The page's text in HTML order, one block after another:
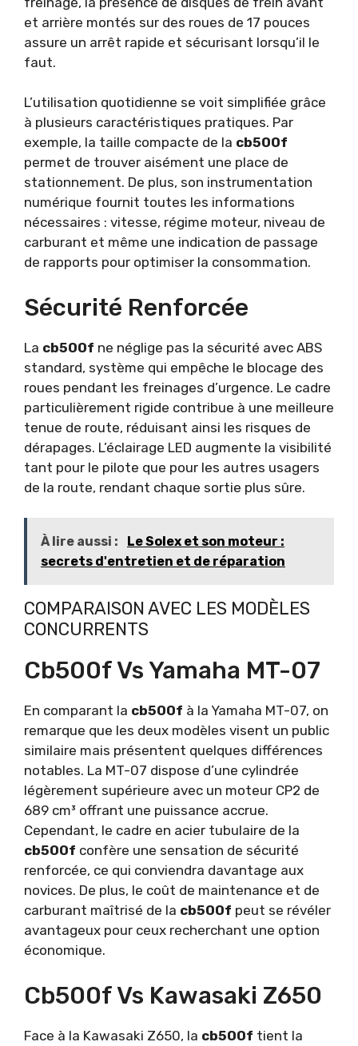
et arrière montés sur des roues de 17 pouces
assure un arrêt rapide et sécurisant lorsqu’il le
faut.
L’utilisation quotidienne se voit simplifiée grâce
à plusieurs caractéristiques pratiques. Par
exemple, la taille compacte de la cb500f
permet de trouver aisément une place de
stationnement. De plus, son instrumentation
numérique fournit toutes les informations
nécessaires : vitesse, régime moteur, niveau de
carburant et même une indication de passage
de rapports pour optimiser la consommation.
Sécurité Renforcée
La cb500f ne néglige pas la sécurité avec ABS
standard, système qui empêche le blocage des
roues pendant les freinages d’urgence. Le cadre
particulièrement rigide contribue à une meilleure
tenue de route, réduisant ainsi les risques de
dérapages. L’éclairage LED augmente la visibilité
tant pour le pilote que pour les autres usagers
de la route, rendant chaque sortie plus sûre.
À lire aussi :
Le Solex et son moteur :
secrets d'entretien et de réparation
COMPARAISON AVEC LES MODÈLES
CONCURRENTS
Cb500f Vs Yamaha MT-07
En comparant la cb500f à la Yamaha MT-07, on
remarque que les deux modèles visent un public
similaire mais présentent quelques différences
notables. La MT-07 dispose d’une cylindrée
légèrement supérieure avec un moteur CP2 de
689 cm³ offrant une puissance accrue.
Cependant, le cadre en acier tubulaire de la
cb500f confère une sensation de sécurité
renforcée, ce qui conviendra davantage aux
novices. De plus, le coût de maintenance et de
carburant maîtrisé de la cb500f peut se révéler
avantageux pour ceux recherchant une option
économique.
Cb500f Vs Kawasaki Z650
Face à la Kawasaki Z650, la cb500f tient la